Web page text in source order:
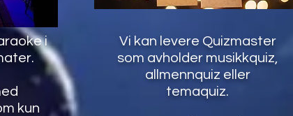
i
kun
Vi kan levere Quizmaster
som avholder musikkquiz,
allmennquiz eller
temaquiz.